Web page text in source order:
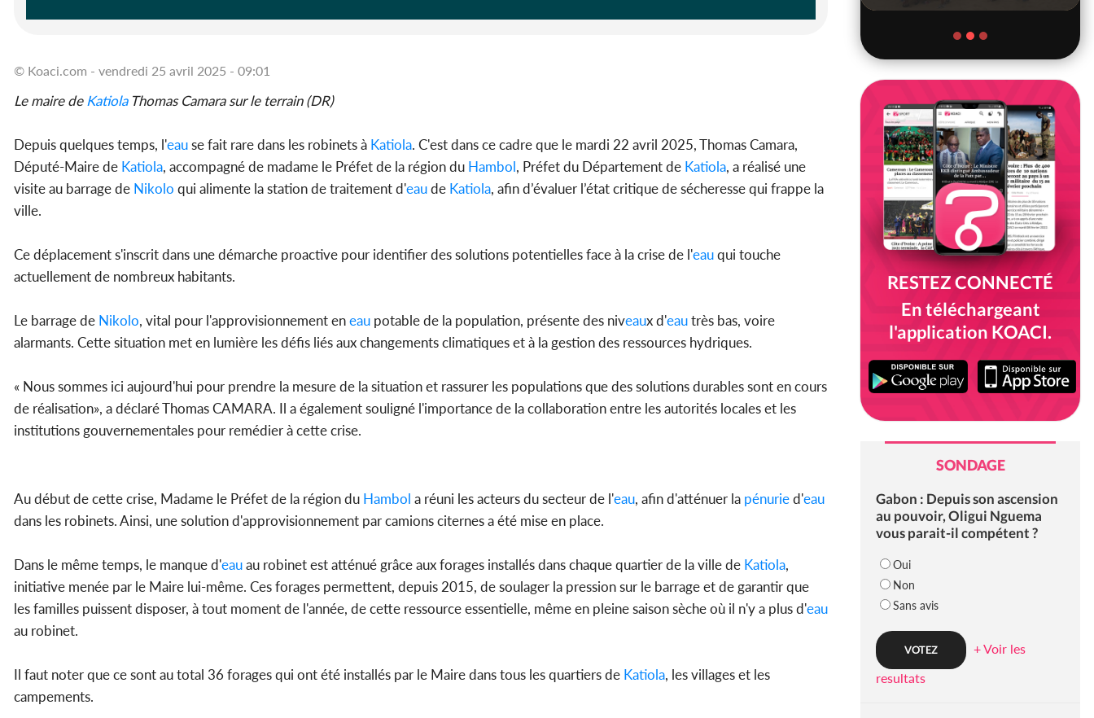
© Koaci.com - vendredi 25 avril 2025 - 09:01
Le maire deKatiolaThomas Camara sur le terrain (DR)
Depuis quelques temps, l'eause fait rare dans les robinets à Katiola. C'est dans ce cadre que le mardi 22 avril 2025, Thomas Camara,
Député-Maire de Katiola, accompagné de madame le Préfet de la région du Hambol, Préfet du Département de Katiola, a réalisé une
visite au barrage de Nikolo qui alimente la station de traitement d'eaude Katiola, afin d’évaluer l’état critique de sécheresse qui frappe la
ville.
Ce déplacement s'inscrit dans une démarche proactive pour identifier des solutions potentielles face à la crise de l'eauqui touche
actuellement de nombreux habitants.
Le barrage de Nikolo, vital pour l'approvisionnement eneau potable de la population, présente des niveaux d'eautrès bas, voire
alarmants. Cette situation met en lumière les défis liés aux changements climatiques et à la gestion des ressources hydriques.
« Nous sommes ici aujourd'hui pour prendre la mesure de la situation et rassurer les populations que des solutions durables sont en cours
de réalisation», a déclaré Thomas CAMARA. Il a également souligné l'importance de la collaboration entre les autorités locales et les
institutions gouvernementales pour remédier à cette crise.
Au début de cette crise, Madame le Préfet de la région du Hambol a réuni les acteurs du secteur de l'eau, afin d'atténuer la pénuried'eau
dans les robinets. Ainsi, une solution d'approvisionnement par camions citernes a été mise en place.
Dans le même temps, le manque d'eauau robinet est atténué grâce aux forages installés dans chaque quartier de la ville de Katiola,
initiative menée par le Maire lui-même. Ces forages permettent, depuis 2015, de soulager la pression sur le barrage et de garantir que
les familles puissent disposer, à tout moment de l'année, de cette ressource essentielle, même en pleine saison sèche où il n'y a plus d'eau
au robinet.
Il faut noter que ce sont au total 36 forages qui ont été installés par le Maire dans tous les quartiers de Katiola, les villages et les
campements.
RESTEZ CONNECTÉ
En téléchargeant
l'application KOACI.
SONDAGE
Gabon : Depuis son ascension
au pouvoir, Oligui Nguema
vous parait-il compétent ?
Oui
Non
Sans avis
+ Voir les
resultats